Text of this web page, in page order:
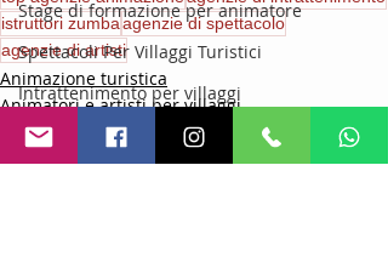
Stage di formazione per animatore
Spettacoli Per Villaggi Turistici
Intrattenimento per villaggi
organizzazione di feste ed eventi
istruttori zumbaagenzie di spettacolo
agenzie di artisti
Animazione turistica
Animatori e artisti per villaggi
Animazione Per Stagione Estive